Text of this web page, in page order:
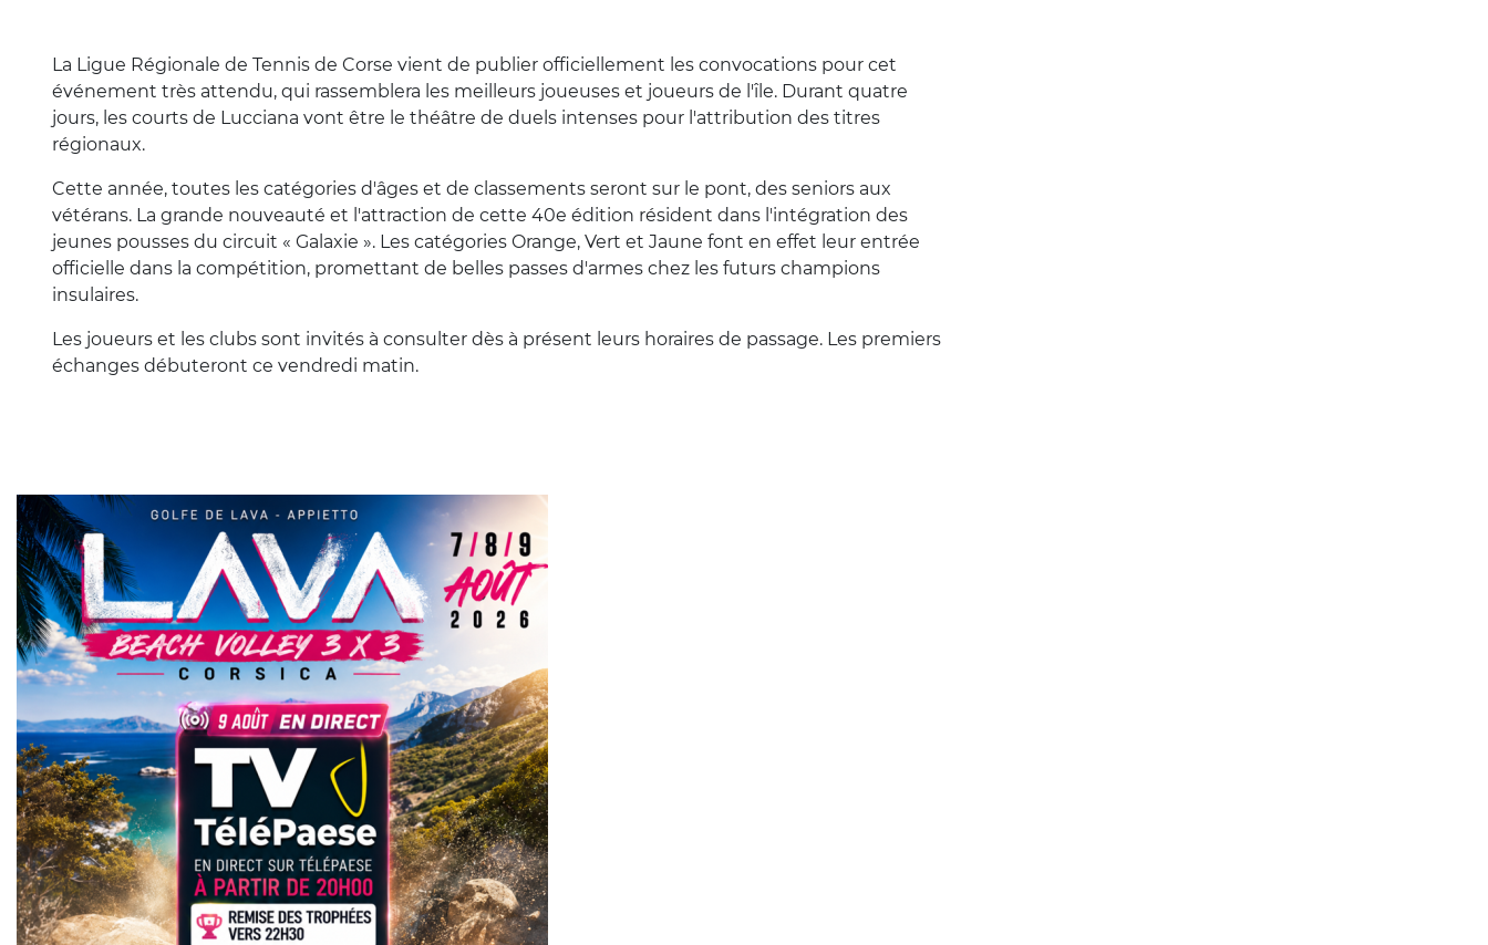
La Ligue Régionale de Tennis de Corse vient de publier officiellement les convocations pour cet
événement très attendu, qui rassemblera les meilleurs joueuses et joueurs de l'île. Durant quatre
jours, les courts de Lucciana vont être le théâtre de duels intenses pour l'attribution des titres
régionaux.
Cette année, toutes les catégories d'âges et de classements seront sur le pont, des seniors aux
vétérans. La grande nouveauté et l'attraction de cette 40e édition résident dans l'intégration des
jeunes pousses du circuit « Galaxie ». Les catégories Orange, Vert et Jaune font en effet leur entrée
officielle dans la compétition, promettant de belles passes d'armes chez les futurs champions
insulaires.
Les joueurs et les clubs sont invités à consulter dès à présent leurs horaires de passage. Les premiers
échanges débuteront ce vendredi matin.